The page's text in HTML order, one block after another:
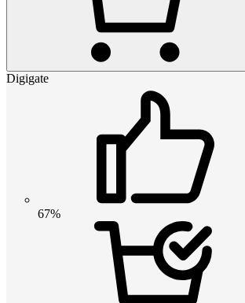
Digigate
67%